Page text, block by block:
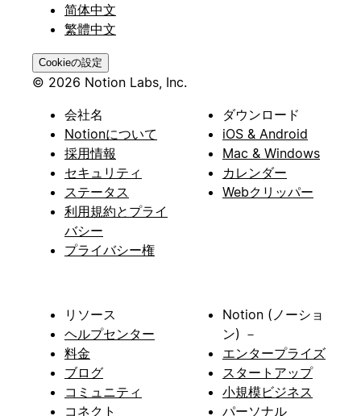
简体中文
繁體中文
Cookieの設定
© 2026 Notion Labs, Inc.
会社名
Notionについて
採用情報
セキュリティ
ステータス
利用規約とプライ
バシー
プライバシー権
ダウンロード
iOS & Android
Mac & Windows
カレンダー
Webクリッパー
リソース
ヘルプセンター
料金
ブログ
コミュニティ
コネクト
Notion (ノーショ
ン) －
エンタープライズ
スタートアップ
小規模ビジネス
パーソナル